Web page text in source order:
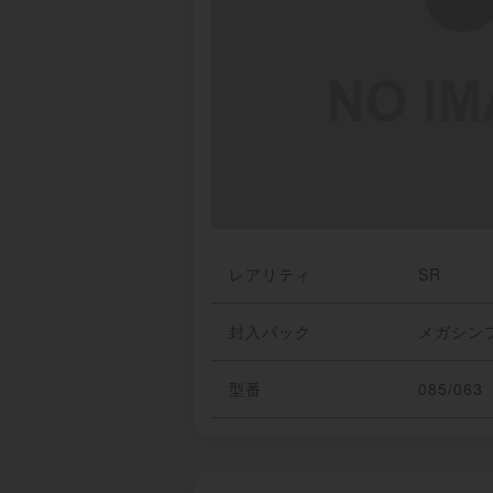
レアリティ SR
封入パック メガシン
型番 085/063